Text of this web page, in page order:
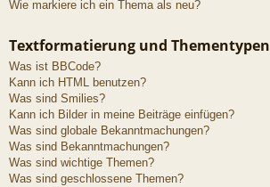
Wie markiere ich ein Thema als neu?
Textformatierung und Thementypen
Was ist BBCode?
Kann ich HTML benutzen?
Was sind Smilies?
Kann ich Bilder in meine Beiträge einfügen?
Was sind globale Bekanntmachungen?
Was sind Bekanntmachungen?
Was sind wichtige Themen?
Was sind geschlossene Themen?